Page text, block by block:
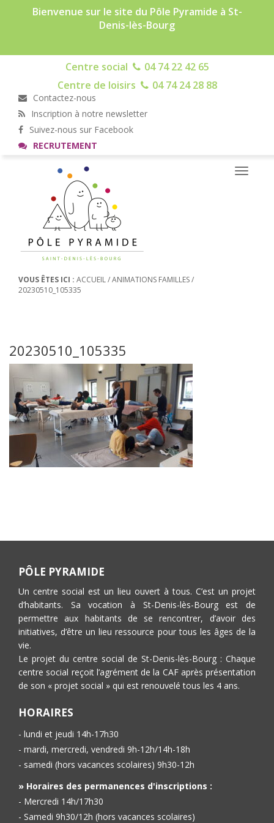
Bienvenue sur le site du Pôle Pyramide à St-
Denis-lès-Bourg
Centre social
04 74 22 42 65
Centre de loisirs
04 74 24 28 88
Contactez-nous
Inscription à notre newsletter
Suivez-nous sur Facebook
RECRUTEMENT
Toggle
VOUS ÊTES ICI : ACCUEIL/ANIMATIONS FAMILLES/
20230510_105335
20230510_105335
PÔLE PYRAMIDE
Un centre social est un lieu ouvert à tous. C’est un projet
d’habitants. Sa vocation à St-Denis-lès-Bourg est de
permettre aux habitants de se rencontrer, d’avoir des
initiatives, d’être un lieu ressource pour tous les âges de la
vie.
Le projet du centre social de St-Denis-lès-Bourg : Chaque
centre social reçoit l’agrément de la CAF après présentation
de son « projet social » qui est renouvelé tous les 4 ans.
HORAIRES
- lundi et jeudi 14h-17h30
- mardi, mercredi, vendredi 9h-12h/14h-18h
- samedi (hors vacances scolaires) 9h30-12h
» Horaires des permanences d'inscriptions :
- Mercredi 14h/17h30
- Samedi 9h30/12h (hors vacances scolaires)